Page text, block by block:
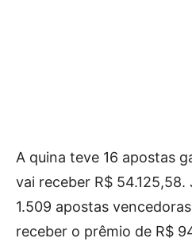
A quina teve 16 apostas
vai receber R$
1.509 apostas
receber o prêmio de R$